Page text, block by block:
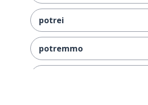
potrei
potremmo